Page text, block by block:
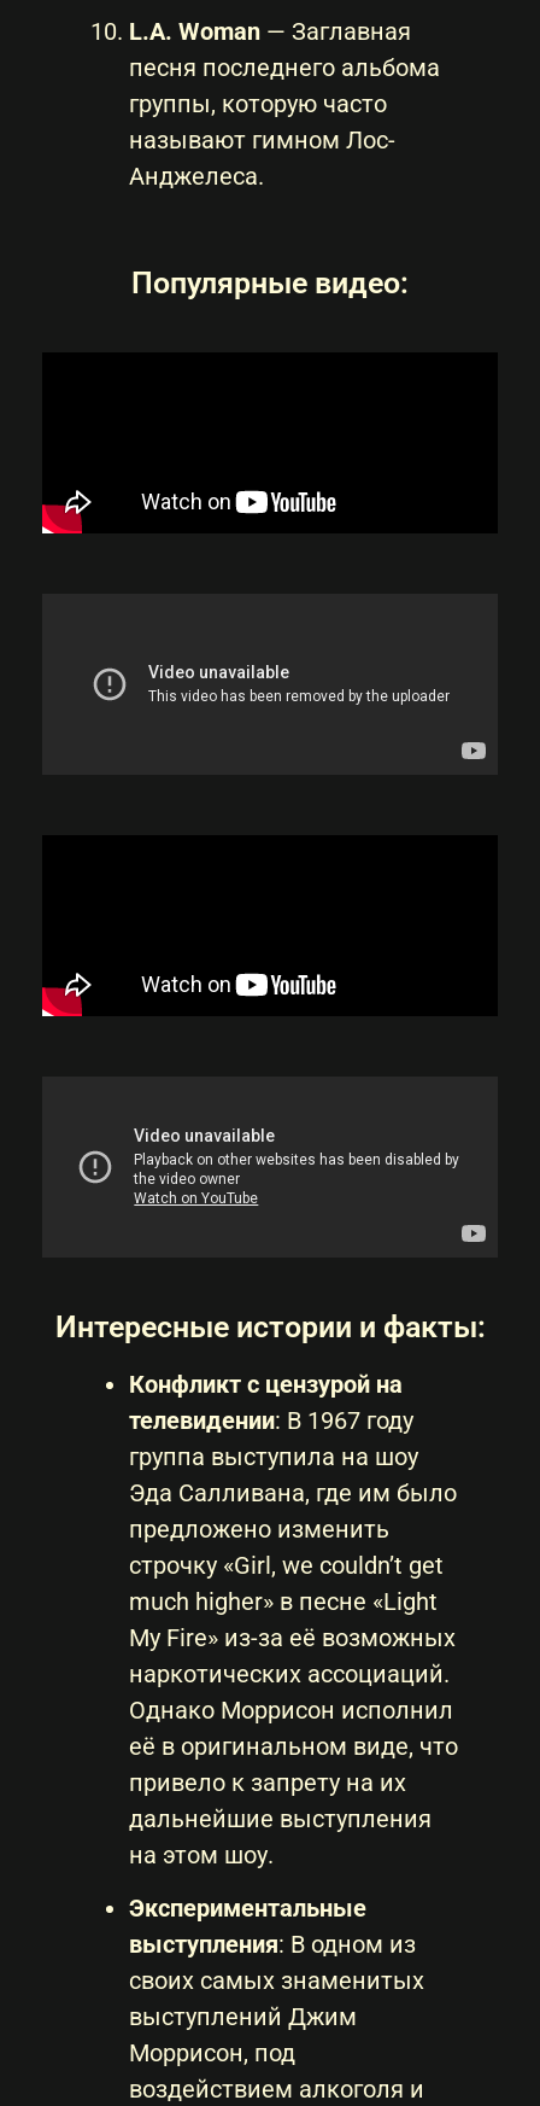
L.A. Woman— Заглавная
песня последнего альбома
группы, которую часто
называют гимном Лос-
Анджелеса.
Популярные видео:
Интересные истории и факты:
Конфликт с цензурой на
телевидении: В 1967 году
группа выступила на шоу
Эда Салливана, где им было
предложено изменить
строчку «Girl, we couldn’t get
much higher» в песне «Light
My Fire» из-за её возможных
наркотических ассоциаций.
Однако Моррисон исполнил
её в оригинальном виде, что
привело к запрету на их
дальнейшие выступления
на этом шоу.
Экспериментальные
выступления: В одном из
своих самых знаменитых
выступлений Джим
Моррисон, под
воздействием алкоголя и